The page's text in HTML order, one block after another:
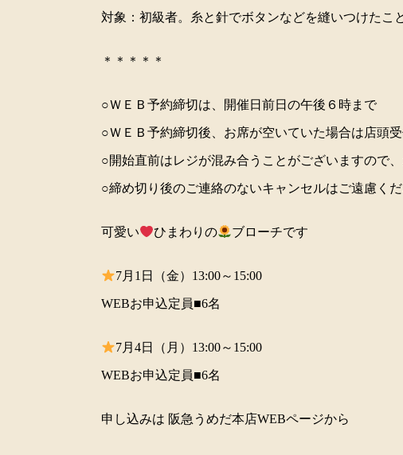
対象：初級者。糸と針でボタンなどを縫いつけたこ
＊＊＊＊＊
○ＷＥＢ予約締切は、開催日前日の午後６時まで
○ＷＥＢ予約締切後、お席が空いていた場合は店頭受
○開始直前はレジが混み合うことがございますので
○締め切り後のご連絡のないキャンセルはご遠慮くだ
可愛い ひまわりの ブローチです
7月1日（金）13:00～15:00
WEBお申込定員■6名
7月4日（月）13:00～15:00
WEBお申込定員■6名
申し込みは 阪急うめだ本店WEBページから